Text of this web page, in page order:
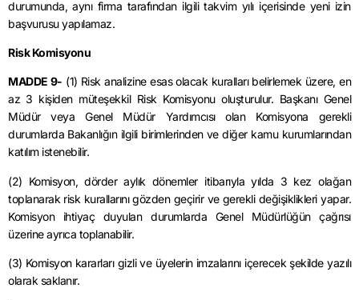
durumunda, aynı firma tarafından ilgili takvim yılı içerisinde yeni izin
başvurusu yapılamaz.
Risk Komisyonu
MADDE 9- (1) Risk analizine esas olacak kuralları belirlemek üzere, en
az 3 kişiden müteşekkil Risk Komisyonu oluşturulur. Başkanı Genel
Müdür veya Genel Müdür Yardımcısı olan Komisyona gerekli
durumlarda Bakanlığın ilgili birimlerinden ve diğer kamu kurumlarından
katılım istenebilir.
(2) Komisyon, dörder aylık dönemler itibarıyla yılda 3 kez olağan
toplanarak risk kurallarını gözden geçirir ve gerekli değişiklikleri yapar.
Komisyon ihtiyaç duyulan durumlarda Genel Müdürlüğün çağrısı
üzerine ayrıca toplanabilir.
(3) Komisyon kararları gizli ve üyelerin imzalarını içerecek şekilde yazılı
olarak saklanır.